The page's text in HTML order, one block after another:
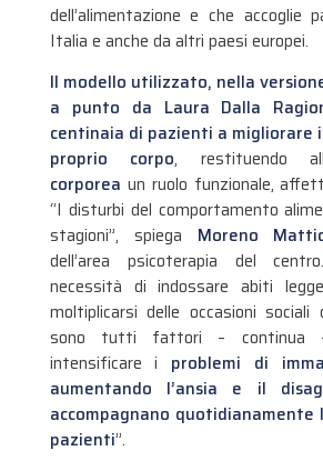
dell’alimentazione e che
Italia e anche da altri paesi europei.
Il modello utilizzato, nella
a punto da Laura Dalla
centinaia di pazienti a migliorare
proprio corpo, restituendo
corporea un ruolo funzionale,
“I disturbi del comportamento
stagioni”, spiega Moreno
dell’area psicoterapia del
necessità di indossare abiti
moltiplicarsi delle occasioni sociali
sono tutti fattori – continua
intensificare i problemi di
aumentando l’ansia e il
accompagnano
pazienti”.